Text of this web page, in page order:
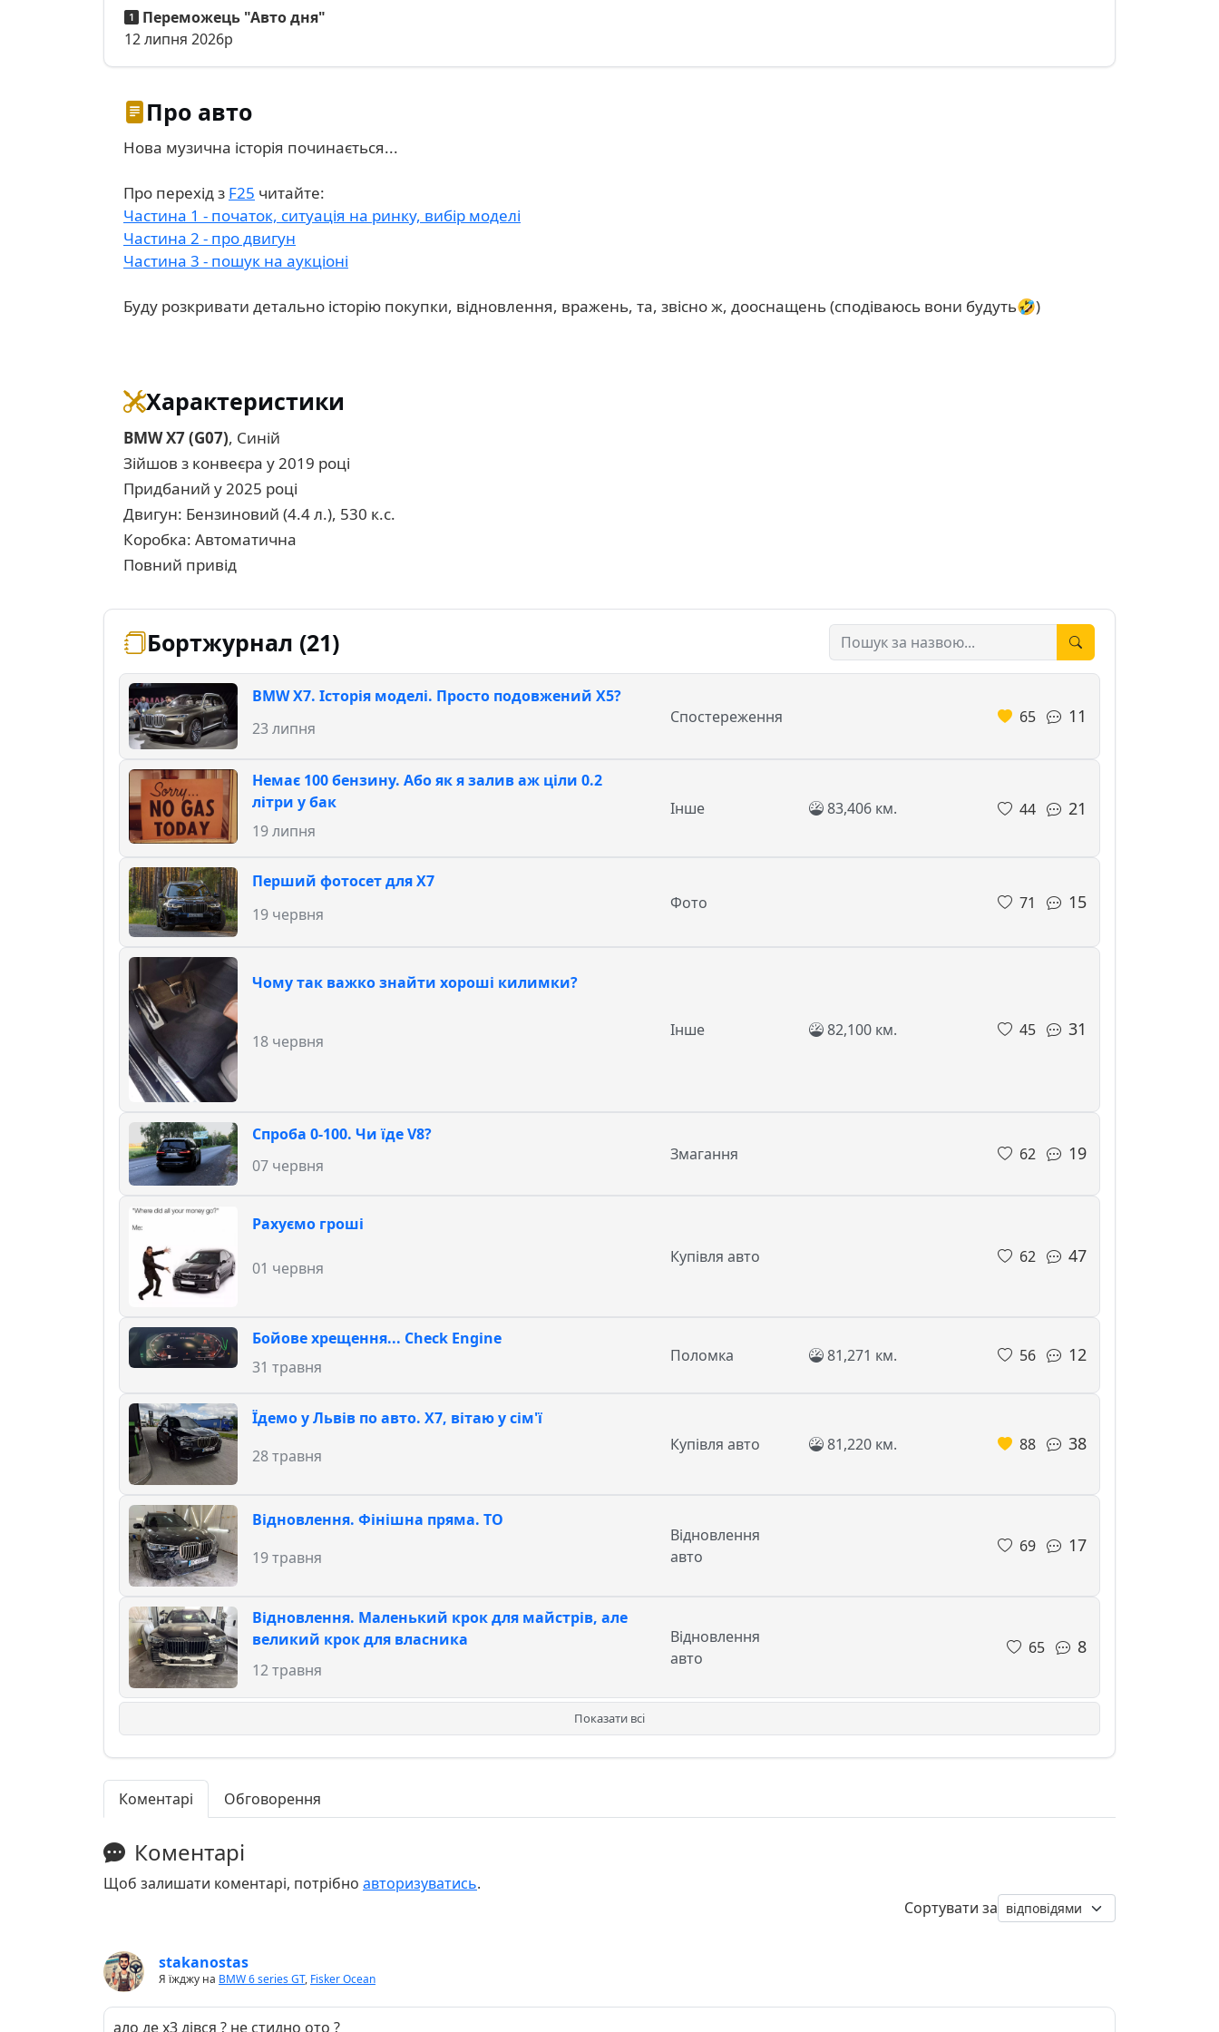
Переможець "Авто дня"
12 липня 2026р
Про авто
Нова музична історія починається...
Про перехід з F25 читайте:
Частина 1 - початок, ситуація на ринку, вибір моделі
Частина 2 - про двигун
Частина 3 - пошук на аукціоні
Буду розкривати детально історію покупки, відновлення, вражень, та, звісно ж, дооснащень (сподіваюсь вони будуть🤣)
Характеристики
BMW X7 (G07), Синій
Зійшов з конвеєра у 2019 році
Придбаний у 2025 році
Двигун: Бензиновий (4.4 л.), 530 к.с.
Коробка: Автоматична
Повний привід
Бортжурнал (21)
BMW X7. Історія моделі. Просто подовжений Х5?
23 липня
Спостереження 65 11
Немає 100 бензину. Або як я залив аж ціли 0.2
літри у бак
19 липня
Інше 83,406 км. 44 21
Перший фотосет для Х7
19 червня
Фото 71 15
Чому так важко знайти хороші килимки?
18 червня
Інше 82,100 км. 45 31
Спроба 0-100. Чи їде V8?
07 червня
Змагання 62 19
Рахуємо гроші
01 червня
Купівля авто 62 47
Бойове хрещення... Check Engine
31 травня
Поломка 81,271 км. 56 12
Їдемо у Львів по авто. X7, вітаю у сім'ї
28 травня
Купівля авто 81,220 км. 88 38
Відновлення. Фінішна пряма. ТО
19 травня
Відновлення
авто
69 17
Відновлення. Маленький крок для майстрів, але
великий крок для власника
12 травня
Відновлення
авто
65 8
Показати всі
Коментарі Обговорення
Коментарі
Щоб залишати коментарі, потрібно авторизуватись.
Сортувати за
stakanostas
Я їжджу на BMW 6 series GT, Fisker Ocean
ало де х3 дівся ? не стидно ото ?